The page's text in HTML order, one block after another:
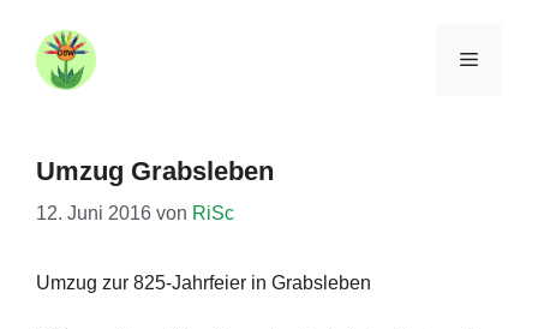
Inhalt
springen
Menü
Umzug Grabsleben
12. Juni 2016 von RiSc
Umzug zur 825-Jahrfeier in Grabsleben